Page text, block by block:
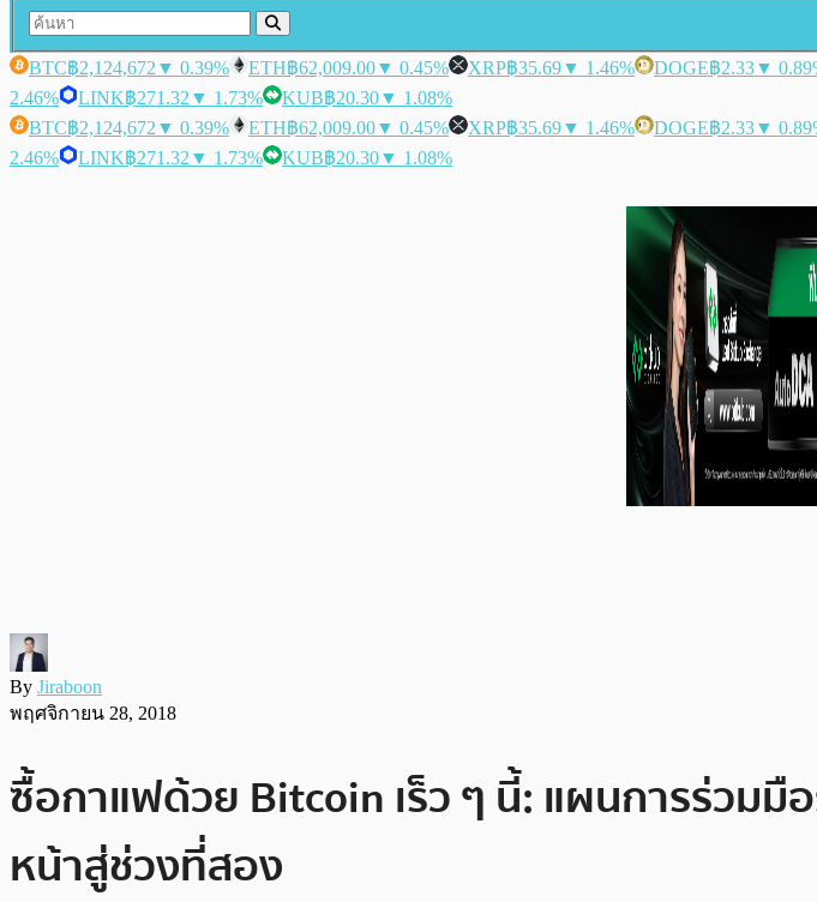
BTC฿2,124,672 ▼ 0.39% ETH฿62,009.00▼ 0.45% XRP฿35.69▼ 1.46% DOGE฿2.33▼
2.46%
LINK฿271.32 ▼ 1.73% KUB฿20.30▼ 1.08%
BTC฿2,124,672 ▼ 0.39% ETH฿62,009.00▼ 0.45% XRP฿35.69▼ 1.46% DOGE฿2.33▼
2.46%
LINK฿271.32 ▼ 1.73% KUB฿20.30▼ 1.08%
By Jiraboon
พฤศจิกายน 28, 2018
ซื้อกาแฟด้วย Bitcoin เร็ว ๆ นี้: แผนการร่วมมื
หน้าสู่ช่วงที่สอง